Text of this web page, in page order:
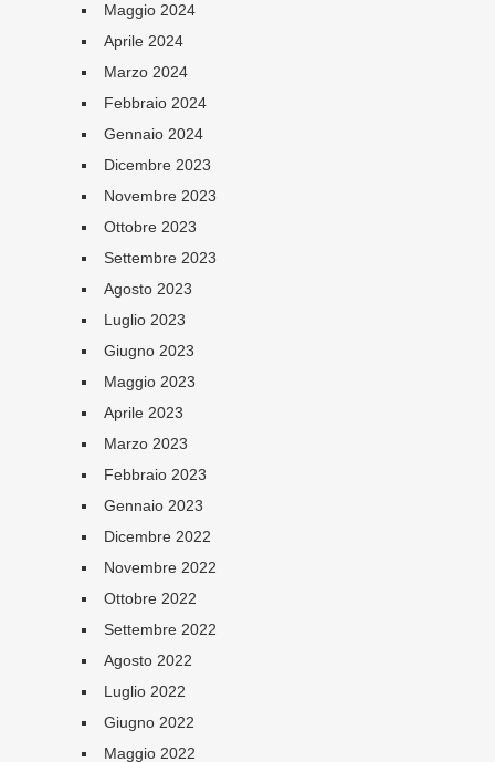
Maggio 2024
Aprile 2024
Marzo 2024
Febbraio 2024
Gennaio 2024
Dicembre 2023
Novembre 2023
Ottobre 2023
Settembre 2023
Agosto 2023
Luglio 2023
Giugno 2023
Maggio 2023
Aprile 2023
Marzo 2023
Febbraio 2023
Gennaio 2023
Dicembre 2022
Novembre 2022
Ottobre 2022
Settembre 2022
Agosto 2022
Luglio 2022
Giugno 2022
Maggio 2022